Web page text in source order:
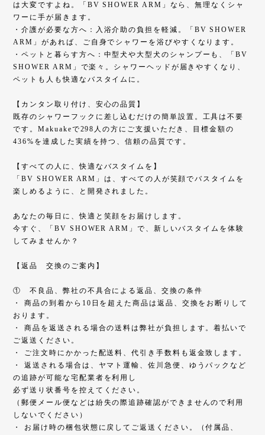
は大変ですよね。「BV SHOWER ARM」なら、無理なくシャ
ワーに手が届きます。
・介護が必要な方へ：入浴介助の負担を軽減。「BV SHOWER
ARM」があれば、ご自身でシャワーを浴びやすくなります。
・ペットと暮らす方へ：中型犬や大型犬のシャンプーも、「BV
SHOWER ARM」で楽々。シャワーヘッドが届きやすくなり、
ペットも人も快適なバスタイムに。
【カンタン取り付け、安心の品質】
既存のシャワーフックに差し込むだけの簡単設置。工具は不要
です。Makuakeで298人の方にご支援いただき、目標金額の
436%を達成した実績を持つ、信頼の品質です。
【すべての人に、快適なバスタイムを】
「BV SHOWER ARM」は、すべての人が笑顔でバスタイムを
楽しめるように、と開発されました。
あなたの毎日に、快適と笑顔をお届けします。
今すぐ、「BV SHOWER ARM」で、新しいバスタイムを体験
してみませんか？
【返品 交換のご案内】
① 不良品、弊社の不具合による返品、交換の条件
・ 商品の到着から10日を超えた商品は返品、交換をお断りして
おります。
・ 商品を返送される場合の送料は弊社が負担します。着払いで
ご返送ください。
・ ご注文時にかかった配送料、代引き手数料も返金致します。
・ 返送される場合は、ヤマト運輸、佐川急便、ゆうパックなど
の追跡が可能な宅配業者を利用し
必ず送り状番号を控えてください。
（郵便メール便などは紛失の際追跡確認ができませんので利用
しないでください）
・ お届け時の梱包状態に戻してご返送ください。（付属品、